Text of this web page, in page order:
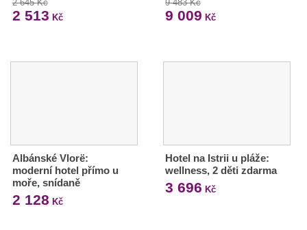
2 645 Kč
2 513 Kč
9 483 Kč
9 009 Kč
Albánské Vlorë:
moderní hotel přímo u
moře, snídaně
2 128 Kč
Hotel na Istrii u pláže:
wellness, 2 děti zdarma
3 696 Kč